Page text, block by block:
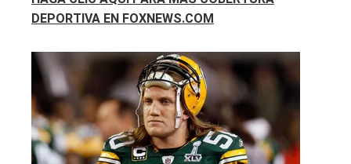
DEPORTIVA EN FOXNEWS.COM